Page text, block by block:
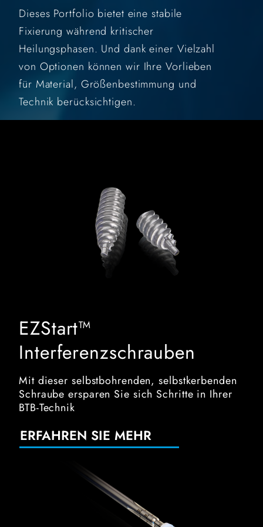
Dieses Portfolio bietet eine stabile
Fixierung während kritischer
Heilungsphasen. Und dank einer Vielzahl
von Optionen können wir Ihre Vorlieben
für Material, Größenbestimmung und
Technik berücksichtigen.
EZStart™
Interferenzschrauben
Mit dieser selbstbohrenden, selbstkerbenden
Schraube ersparen Sie sich Schritte in Ihrer
BTB-Technik
ERFAHREN SIE MEHR